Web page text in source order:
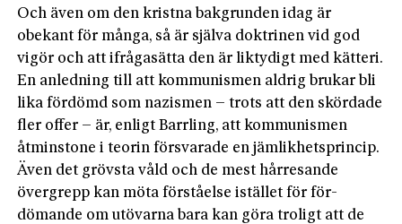
Och även om den kristna bakgrunden idag är
obekant för många, så är själva doktrinen vid god
vigör och att ifrågasätta den är liktydigt med kätteri.
En anledning till att kommunismen aldrig brukar bli
lika fördömd som nazismen – trots att den skördade
fler offer – är, enligt Barrling, att kommunismen
åtminstone i teorin försvarade en jämlikhetsprincip.
Även det grövsta våld och de mest hårresande
övergrepp kan möta förståelse istället för för­
dömande om utövarna bara kan göra troligt att de